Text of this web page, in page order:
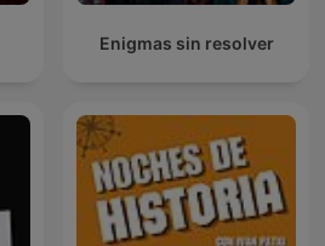
Enigmas sin resolver